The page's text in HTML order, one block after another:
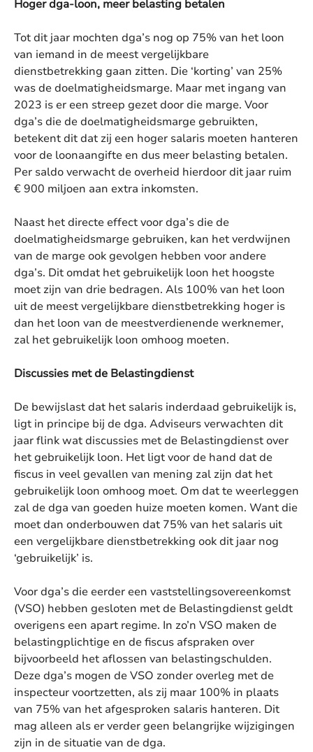
Hoger dga-loon, meer belasting betalen
Tot dit jaar mochten dga’s nog op 75% van het loon
van iemand in de meest vergelijkbare
dienstbetrekking gaan zitten. Die ‘korting’ van 25%
was de doelmatigheidsmarge. Maar met ingang van
2023 is er een streep gezet door die marge. Voor
dga’s die de doelmatigheidsmarge gebruikten,
betekent dit dat zij een hoger salaris moeten hanteren
voor de loonaangifte en dus meer belasting betalen.
Per saldo verwacht de overheid hierdoor dit jaar ruim
€ 900 miljoen aan extra inkomsten.
Naast het directe effect voor dga’s die de
doelmatigheidsmarge gebruiken, kan het verdwijnen
van de marge ook gevolgen hebben voor andere
dga’s. Dit omdat het gebruikelijk loon het hoogste
moet zijn van drie bedragen. Als 100% van het loon
uit de meest vergelijkbare dienstbetrekking hoger is
dan het loon van de meestverdienende werknemer,
zal het gebruikelijk loon omhoog moeten.
Discussies met de Belastingdienst
De bewijslast dat het salaris inderdaad gebruikelijk is,
ligt in principe bij de dga. Adviseurs verwachten dit
jaar flink wat discussies met de Belastingdienst over
het gebruikelijk loon. Het ligt voor de hand dat de
fiscus in veel gevallen van mening zal zijn dat het
gebruikelijk loon omhoog moet. Om dat te weerleggen
zal de dga van goeden huize moeten komen. Want die
moet dan onderbouwen dat 75% van het salaris uit
een vergelijkbare dienstbetrekking ook dit jaar nog
‘gebruikelijk’ is.
Voor dga’s die eerder een vaststellingsovereenkomst
(VSO) hebben gesloten met de Belastingdienst geldt
overigens een apart regime. In zo’n VSO maken de
belastingplichtige en de fiscus afspraken over
bijvoorbeeld het aflossen van belastingschulden.
Deze dga’s mogen de VSO zonder overleg met de
inspecteur voortzetten, als zij maar 100% in plaats
van 75% van het afgesproken salaris hanteren. Dit
mag alleen als er verder geen belangrijke wijzigingen
zijn in de situatie van de dga.